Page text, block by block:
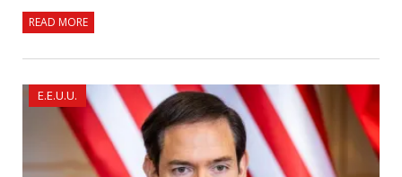
READ MORE
E.E.U.U.